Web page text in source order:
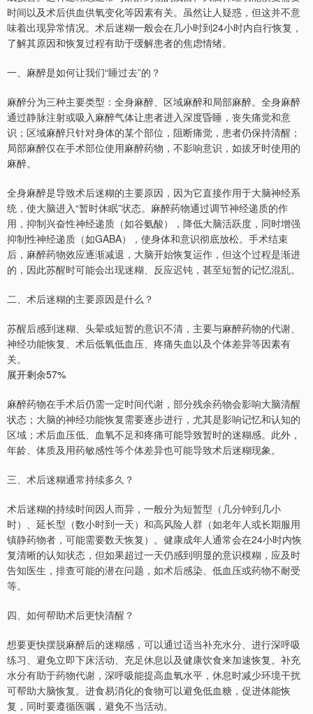
时间以及术后供血供氧变化等因素有关。虽然让人疑惑，但这并不意
味着出现异常情况。术后迷糊一般会在几小时到24小时内自行恢复，
了解其原因和恢复过程有助于缓解患者的焦虑情绪。
一、麻醉是如何让我们“睡过去”的？
麻醉分为三种主要类型：全身麻醉、区域麻醉和局部麻醉。全身麻醉
通过静脉注射或吸入麻醉气体让患者进入深度昏睡，丧失痛觉和意
识；区域麻醉只针对身体的某个部位，阻断痛觉，患者仍保持清醒；
局部麻醉仅在手术部位使用麻醉药物，不影响意识，如拔牙时使用的
麻醉。
全身麻醉是导致术后迷糊的主要原因，因为它直接作用于大脑神经系
统，使大脑进入“暂时休眠”状态。麻醉药物通过调节神经递质的作
用，抑制兴奋性神经递质（如谷氨酸），降低大脑活跃度，同时增强
抑制性神经递质（如GABA），使身体和意识彻底放松。手术结束
后，麻醉药物效应逐渐减退，大脑开始恢复运作，但这个过程是渐进
的，因此苏醒时可能会出现迷糊、反应迟钝，甚至短暂的记忆混乱。
二、术后迷糊的主要原因是什么？
苏醒后感到迷糊、头晕或短暂的意识不清，主要与麻醉药物的代谢、
神经功能恢复、术后低氧低血压、疼痛失血以及个体差异等因素有
关。
展开剩余57%
麻醉药物在手术后仍需一定时间代谢，部分残余药物会影响大脑清醒
状态；大脑的神经功能恢复需要逐步进行，尤其是影响记忆和认知的
区域；术后血压低、血氧不足和疼痛可能导致暂时的迷糊感。此外，
年龄、体质及用药敏感性等个体差异也可能导致术后迷糊现象。
三、术后迷糊通常持续多久？
术后迷糊的持续时间因人而异，一般分为短暂型（几分钟到几小
时）、延长型（数小时到一天）和高风险人群（如老年人或长期服用
镇静药物者，可能需要数天恢复）。健康成年人通常会在24小时内恢
复清晰的认知状态，但如果超过一天仍感到明显的意识模糊，应及时
告知医生，排查可能的潜在问题，如术后感染、低血压或药物不耐受
等。
四、如何帮助术后更快清醒？
想要更快摆脱麻醉后的迷糊感，可以通过适当补充水分、进行深呼吸
练习、避免立即下床活动、充足休息以及健康饮食来加速恢复。补充
水分有助于药物代谢，深呼吸能提高血氧水平，休息时减少环境干扰
可帮助大脑恢复。进食易消化的食物可以避免低血糖，促进体能恢
复，同时要遵循医嘱，避免不当活动。